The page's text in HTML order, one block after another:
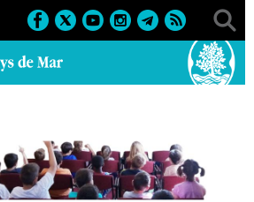
> Infància i Joventut > Consell
17-04-2023